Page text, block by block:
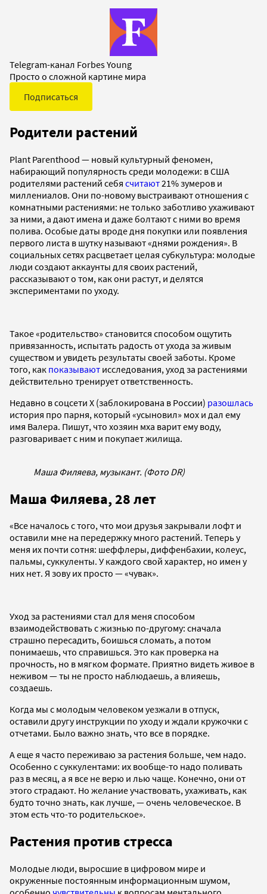
Telegram-канал Forbes Young
Просто о сложной картине мира
Подписаться
Родители растений
Plant Parenthood — новый культурный феномен,
набирающий популярность среди молодежи: в США
родителями растений себя считают21% зумеров и
миллениалов. Они по-новому выстраивают отношения с
комнатными растениями: не только заботливо ухаживают
за ними, а дают имена и даже болтают с ними во время
полива. Особые даты вроде дня покупки или появления
первого листа в шутку называют «днями рождения». В
социальных сетях расцветает целая субкультура: молодые
люди создают аккаунты для своих растений,
рассказывают о том, как они растут, и делятся
экспериментами по уходу.
Такое «родительство» становится способом ощутить
привязанность, испытать радость от ухода за живым
существом и увидеть результаты своей заботы. Кроме
того, как показывают исследования, уход за растениями
действительно тренирует ответственность.
Недавно в соцсети X (заблокирована в России) разошлась
история про парня, который «усыновил» мох и дал ему
имя Валера. Пишут, что хозяин мха варит ему воду,
разговаривает с ним и покупает жилища.
Маша Филяева, музыкант. (Фото DR)
Маша Филяева, 28 лет
«Все началось с того, что мои друзья закрывали лофт и
оставили мне на передержку много растений. Теперь у
меня их почти сотня: шеффлеры, диффенбахии, колеус,
пальмы, суккуленты. У каждого свой характер, но имен у
них нет. Я зову их просто — «чувак».
Уход за растениями стал для меня способом
взаимодействовать с жизнью по-другому: сначала
страшно пересадить, боишься сломать, а потом
понимаешь, что справишься. Это как проверка на
прочность, но в мягком формате. Приятно видеть живое в
неживом — ты не просто наблюдаешь, а влияешь,
создаешь.
Когда мы с молодым человеком уезжали в отпуск,
оставили другу инструкции по уходу и ждали кружочки с
отчетами. Было важно знать, что все в порядке.
А еще я часто переживаю за растения больше, чем надо.
Особенно с суккулентами: их вообще-то надо поливать
раз в месяц, а я все не верю и лью чаще. Конечно, они от
этого страдают. Но желание участвовать, ухаживать, как
будто точно знать, как лучше, — очень человеческое. В
этом есть что-то родительское».
Растения против стресса
Молодые люди, выросшие в цифровом мире и
окруженные постоянным информационным шумом,